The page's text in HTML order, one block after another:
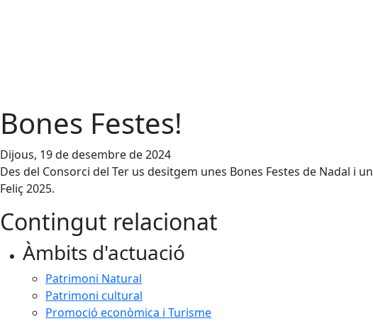
Bones Festes!
Dijous, 19 de desembre de 2024
Des del Consorci del Ter us desitgem unes Bones Festes de Nadal i un
Feliç 2025.
Contingut relacionat
Àmbits d'actuació
Patrimoni Natural
Patrimoni cultural
Promoció econòmica i Turisme